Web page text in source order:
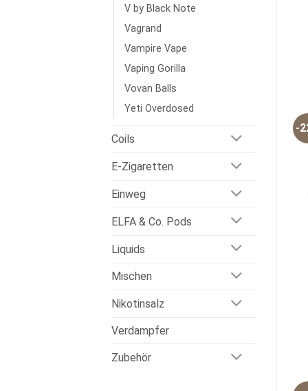
V by Black Note
Vagrand
Vampire Vape
Vaping Gorilla
Vovan Balls
Yeti Overdosed
Coils
E-Zigaretten
Einweg
ELFA & Co. Pods
Liquids
Mischen
Nikotinsalz
Verdampfer
Zubehör
-